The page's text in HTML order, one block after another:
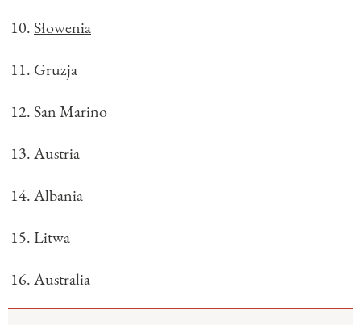
Słowenia
Gruzja
San Marino
Austria
Albania
Litwa
Australia